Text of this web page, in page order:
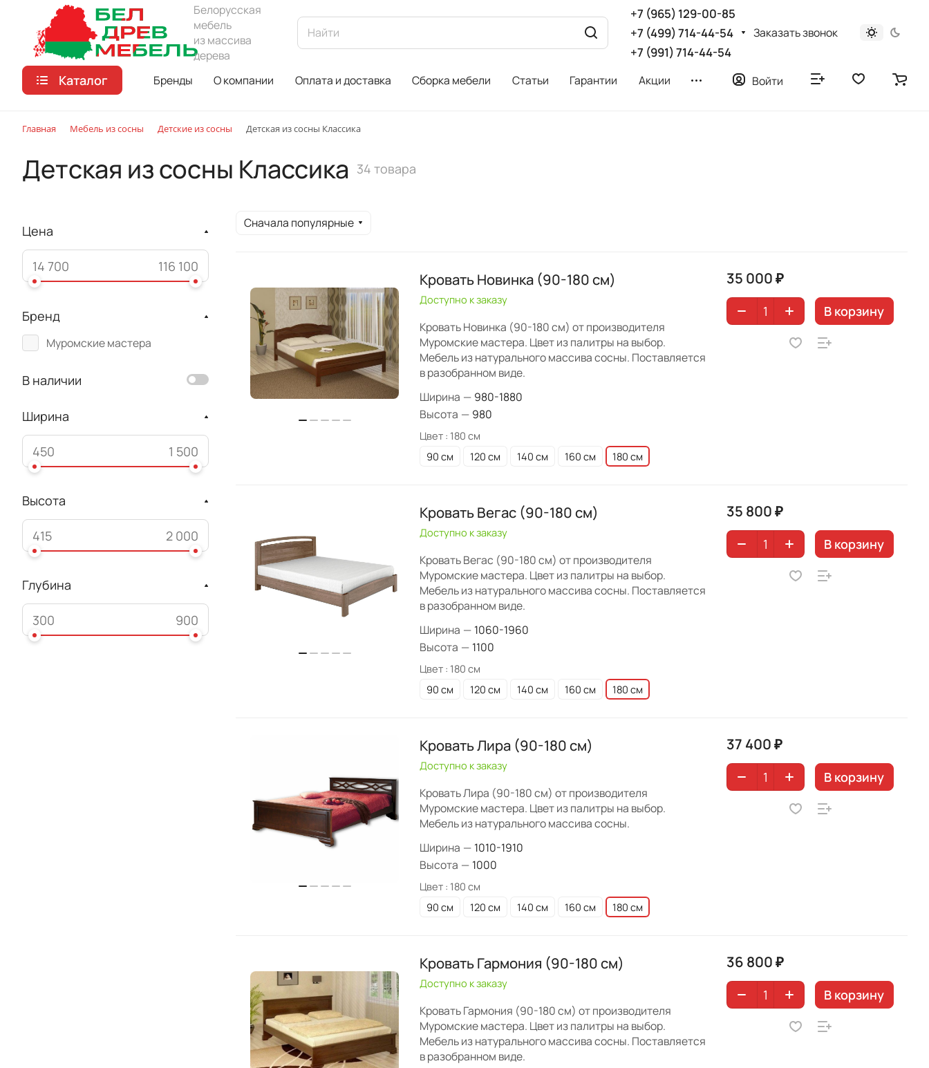
Белорусская
мебель
из массива
дерева
+7 (965) 129-00-85
+7 (499) 714-44-54
+7 (991) 714-44-54
Заказать звонок
Каталог Бренды О компании Оплата и доставка Сборка мебели Статьи Гарантии Акции Войти
Главная Мебель из сосны Детские из сосны Детская из сосны Классика
Детская из сосны Классика 34 товара
Сначала популярные
Кровать Новинка (90-180 см)
Доступно к заказу
Кровать Новинка (90-180 см) от производителя
Муромские мастера. Цвет из палитры на выбор.
Мебель из натурального массива сосны. Поставляется
в разобранном виде.
Ширина — 980-1880
Высота — 980
Цвет : 180 см
90 см
120 см 140 см 160 см 180 см
35 000 ₽
В корзину
Кровать Вегас (90-180 см)
Доступно к заказу
Кровать Вегас (90-180 см) от производителя
Муромские мастера. Цвет из палитры на выбор.
Мебель из натурального массива сосны. Поставляется
в разобранном виде.
Ширина — 1060-1960
Высота — 1100
Цвет : 180 см
90 см
120 см 140 см 160 см 180 см
35 800 ₽
В корзину
Кровать Лира (90-180 см)
Доступно к заказу
Кровать Лира (90-180 см) от производителя
Муромские мастера. Цвет из палитры на выбор.
Мебель из натурального массива сосны.
Ширина — 1010-1910
Высота — 1000
Цвет : 180 см
90 см
120 см 140 см 160 см 180 см
37 400 ₽
В корзину
Кровать Гармония (90-180 см)
Доступно к заказу
Кровать Гармония (90-180 см) от производителя
Муромские мастера. Цвет из палитры на выбор.
Мебель из натурального массива сосны. Поставляется
в разобранном виде.
36 800 ₽
В корзину
Цена
Бренд
Муромские мастера
В наличии
Ширина
Высота
Глубина